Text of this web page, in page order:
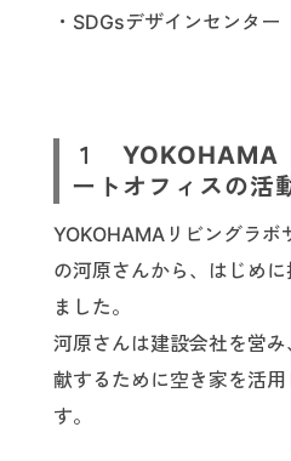
・SDGsデザインセンター
１ YOKOHAMA
ートオフィスの活
YOKOHAMAリビングラボ
の河原さんから、はじめ
ました。
河原さんは建設会社を営
献するために空き家を活
す。